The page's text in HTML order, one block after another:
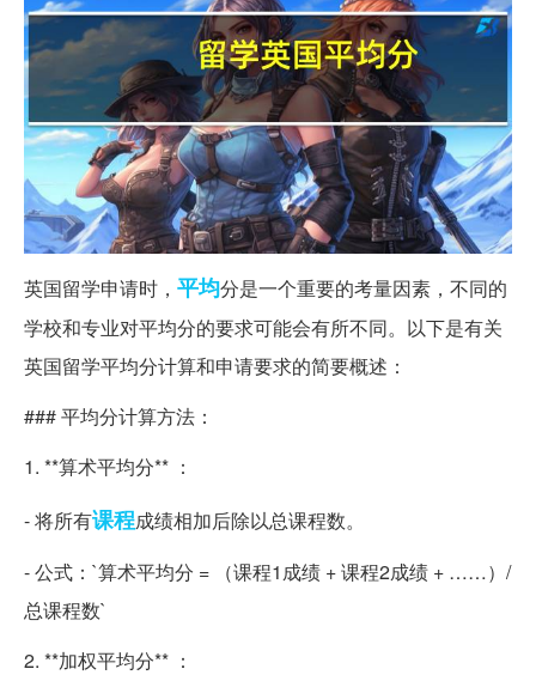
英国留学申请时， 平均分是一个重要的考量因素，不同的
学校和专业对平均分的要求可能会有所不同。以下是有关
英国留学平均分计算和申请要求的简要概述：
### 平均分计算方法：
1. **算术平均分** ：
- 将所有课程成绩相加后除以总课程数。
- 公式：`算术平均分 = （课程1成绩 + 课程2成绩 + ……）/
总课程数`
2. **加权平均分** ：